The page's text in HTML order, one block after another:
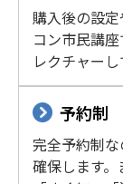
購入後の設
コン市民講
レクチャーし
予約制
完全予約制
確保します。